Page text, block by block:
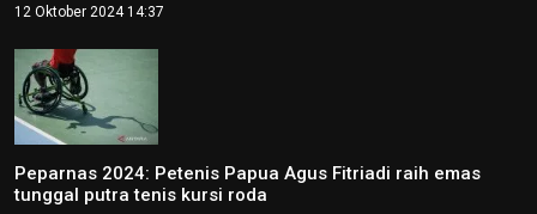
12 Oktober 2024 14:37
Peparnas 2024: Petenis Papua Agus Fitriadi raih emas
tunggal putra tenis kursi roda